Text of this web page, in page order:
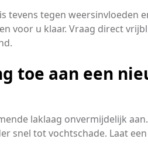
tevens tegen weersinvloeden
voor u klaar. Vraag direct
toe aan een
laklaag onvermijdelijk
snel tot vochtschade. Laat